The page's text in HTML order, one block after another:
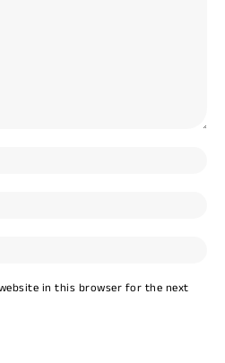
website in this browser for the next